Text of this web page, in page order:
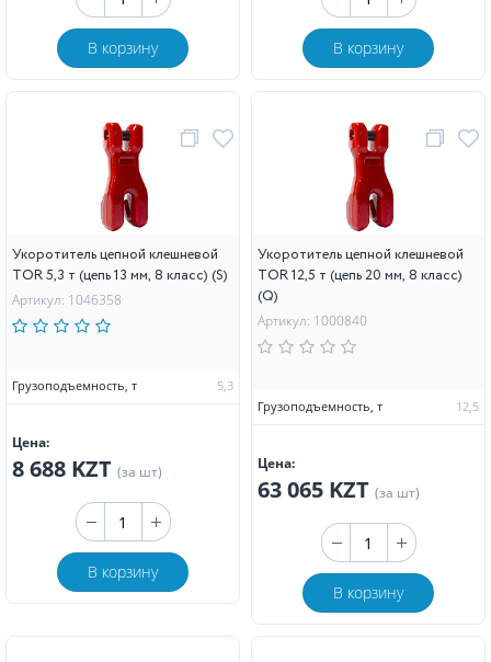
В корзину В корзину
Укоротитель цепной клешневой
TOR 5,3 т (цепь 13 мм, 8 класс) (S)
Артикул: 1046358
Грузоподъемность, т 5,3
Цена:
8 688 KZT (за шт)
В корзину
Укоротитель цепной клешневой
TOR 12,5 т (цепь 20 мм, 8 класс)
(Q)
Артикул: 1000840
Грузоподъемность, т 12,5
Цена:
63 065 KZT (за шт)
В корзину